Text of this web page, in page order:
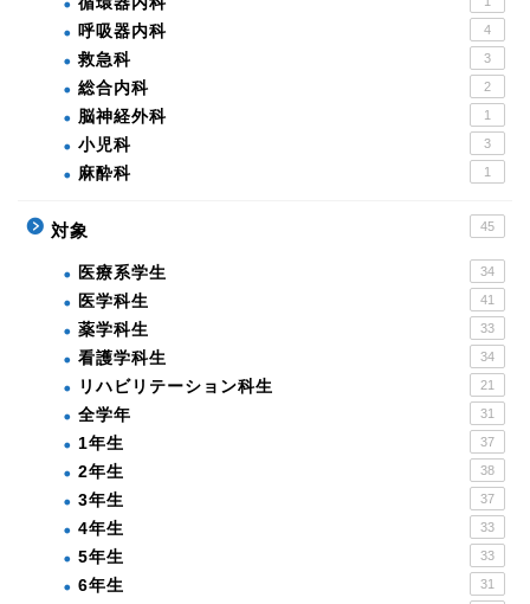
呼吸器内科 4
救急科 3
総合内科 2
脳神経外科 1
小児科 3
麻酔科 1
対象 45
医療系学生 34
医学科生 41
薬学科生 33
看護学科生 34
リハビリテーション科生 21
全学年 31
1年生 37
2年生 38
3年生 37
4年生 33
5年生 33
6年生 31